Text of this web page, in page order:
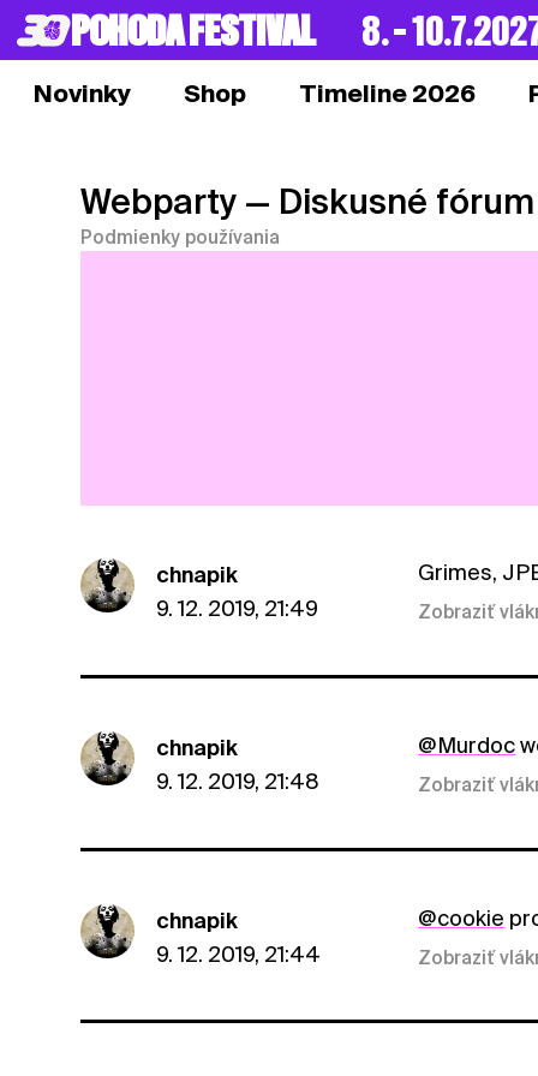
POHODA FESTIVAL 8. –
Novinky Shop Timeline 2026
Webparty — Diskusné fórum
Podmienky používania
chnapik
9. 12. 2019, 21:49
Grimes,
Zobraziť
chnapik
9. 12. 2019, 21:48
@Murdoc
Zobraziť
chnapik
9. 12. 2019, 21:44
@cookie
Zobraziť